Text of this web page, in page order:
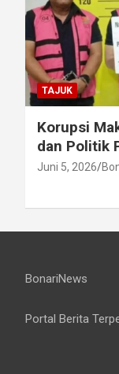
TAJUK
Korupsi
dan Politik
Juni 5, 2026
BonariNews
Portal Berita